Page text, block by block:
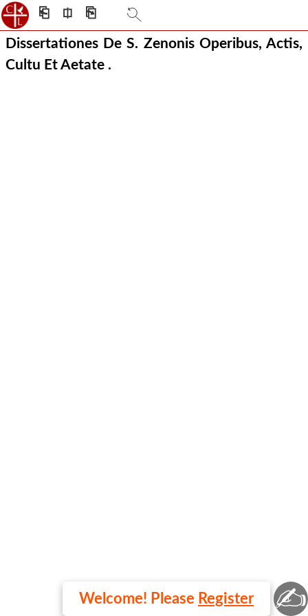
⎗ ⎅ ⎘
Welcome! Please Register
Dissertationes De S. Zenonis Operibus, Actis,
Cultu Et Aetate .
✍